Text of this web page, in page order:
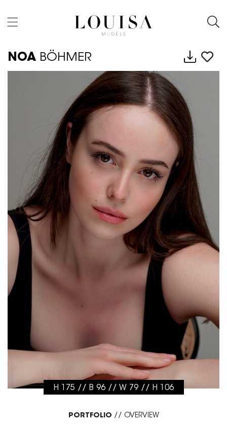
NOA BÖHMER
H 175 // B 96 // W 79 // H 106
PORTFOLIO // OVERVIEW